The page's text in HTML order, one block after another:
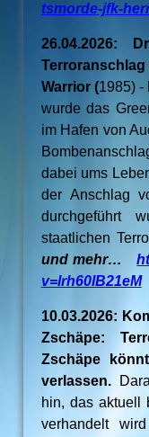
tsmorde-jfk-
26.04.2026:
Warrior (1985) -
wurde das
im Hafen von
dabei ums
der Anschlag
durchgeführt
staatlichen
und mehr…
v=lrh60lB21eM
10.03.2026:
Zschäpe:
Zschäpe
verlassen.
hin, das aktuell
verhandelt